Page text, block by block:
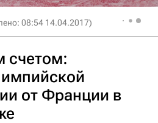
08:54 14.04.2017)
счетом:
от Франции в